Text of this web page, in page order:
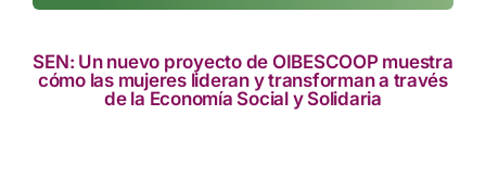
SEN: Un nuevo proyecto de OIBESCOOP muestra
cómo las mujeres lideran y transforman a través
de la Economía Social y Solidaria